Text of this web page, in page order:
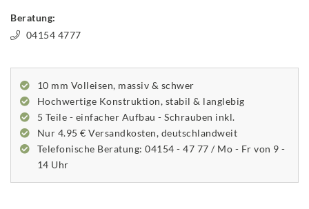
Beratung:
04154 4777
10 mm Volleisen, massiv & schwer
Hochwertige Konstruktion, stabil & langlebig
5 Teile - einfacher Aufbau - Schrauben inkl.
Nur 4.95 € Versandkosten, deutschlandweit
Telefonische Beratung: 04154 - 47 77 / Mo - Fr von 9 -
14 Uhr